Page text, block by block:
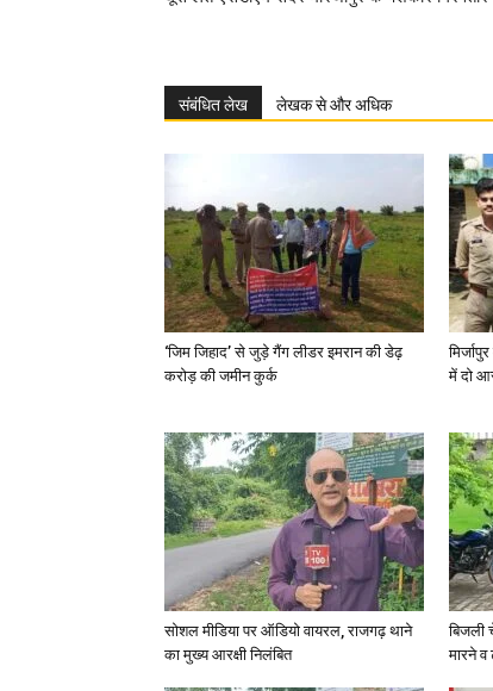
संबंधित लेख लेखक से और अधिक
‘जिम जिहाद’ से जुड़े गैंग लीडर इमरान की डेढ़
करोड़ की जमीन कुर्क
में दो
सोशल मीडिया पर ऑडियो वायरल, राजगढ़ थाने
का मुख्य आरक्षी निलंबित
बिजली
मारने